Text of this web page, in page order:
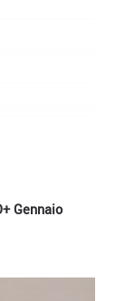
Gennaio